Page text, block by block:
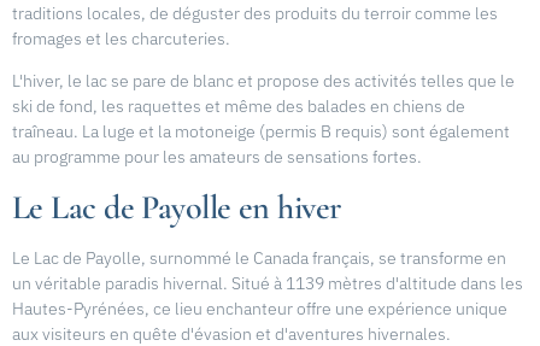
traditions locales, de déguster des produits du terroir comme les
fromages et les charcuteries.
L'hiver, le lac se pare de blanc et propose des activités telles que le
ski de fond, les raquettes et même des balades en chiens de
traîneau. La luge et la motoneige (permis B requis) sont également
au programme pour les amateurs de sensations fortes.
Le Lac de Payolle en hiver
Le Lac de Payolle, surnommé le Canada français, se transforme en
un véritable paradis hivernal. Situé à 1139 mètres d'altitude dans les
Hautes-Pyrénées, ce lieu enchanteur offre une expérience unique
aux visiteurs en quête d'évasion et d'aventures hivernales.